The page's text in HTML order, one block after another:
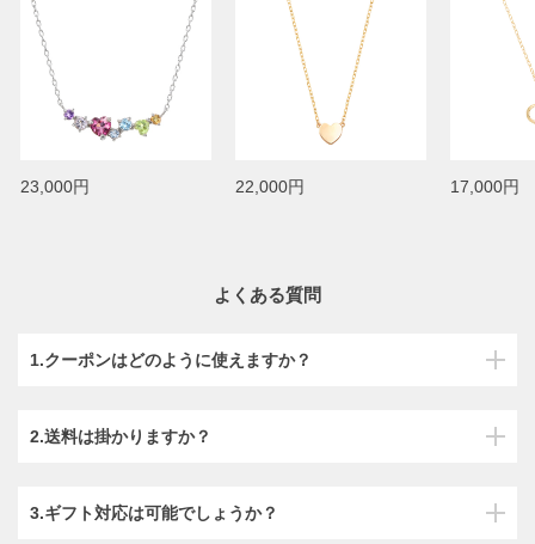
23,000円 22,000円 17,000円
よくある質問
1.クーポンはどのように使えますか？
2.送料は掛かりますか？
3.ギフト対応は可能でしょうか？